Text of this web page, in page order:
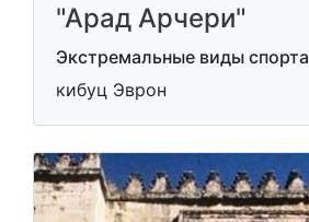
"Арад Арчери"
Экстремальные виды спорта
кибуц Эврон